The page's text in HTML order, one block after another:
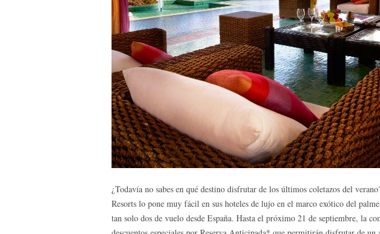
¿Todavía no sabes en qué destino disfrutar de los últimos coletazos del
Resorts lo pone muy fácil en sus hoteles de lujo en el marco exótico del
tan solo dos de vuelo desde España. Hasta el próximo 21 de septiembre, la